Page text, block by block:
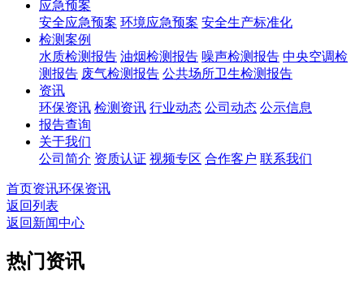
应急预案
安全应急预案 环境应急预案 安全生产标准化
检测案例
水质检测报告 油烟检测报告 噪声检测报告 中央空调检
测报告 废气检测报告 公共场所卫生检测报告
资讯
环保资讯 检测资讯 行业动态 公司动态 公示信息
报告查询
关于我们
公司简介 资质认证 视频专区 合作客户 联系我们
首页资讯环保资讯
返回列表
返回新闻中心
热门资讯